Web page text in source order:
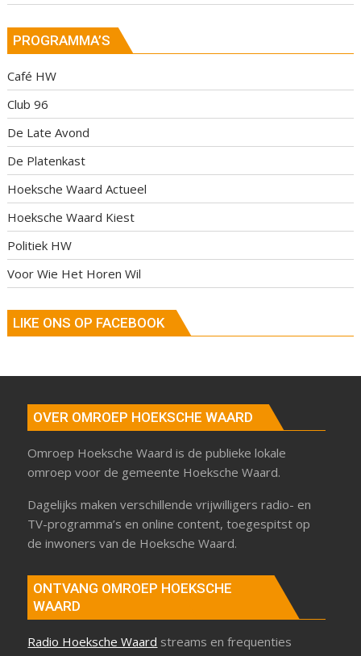
PROGRAMMA’S
Café HW
Club 96
De Late Avond
De Platenkast
Hoeksche Waard Actueel
Hoeksche Waard Kiest
Politiek HW
Voor Wie Het Horen Wil
LIKE ONS OP FACEBOOK
OVER OMROEP HOEKSCHE WAARD
Omroep Hoeksche Waard is de publieke lokale
omroep voor de gemeente Hoeksche Waard.
Dagelijks maken verschillende vrijwilligers radio- en
TV-programma’s en online content, toegespitst op
de inwoners van de Hoeksche Waard.
ONTVANG OMROEP HOEKSCHE
WAARD
Radio Hoeksche Waard streams en frequenties